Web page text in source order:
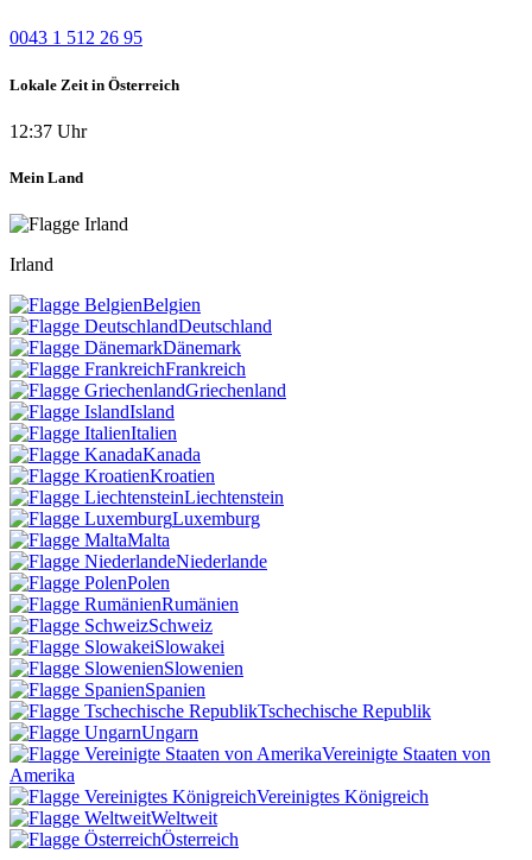
0043 1 512 26 95
Lokale Zeit in Österreich
12:37 Uhr
Mein Land
Irland
Belgien
Deutschland
Dänemark
Frankreich
Griechenland
Island
Italien
Kanada
Kroatien
Liechtenstein
Luxemburg
Malta
Niederlande
Polen
Rumänien
Schweiz
Slowakei
Slowenien
Spanien
Tschechische Republik
Ungarn
Vereinigte Staaten von
Amerika
Vereinigtes Königreich
Weltweit
Österreich